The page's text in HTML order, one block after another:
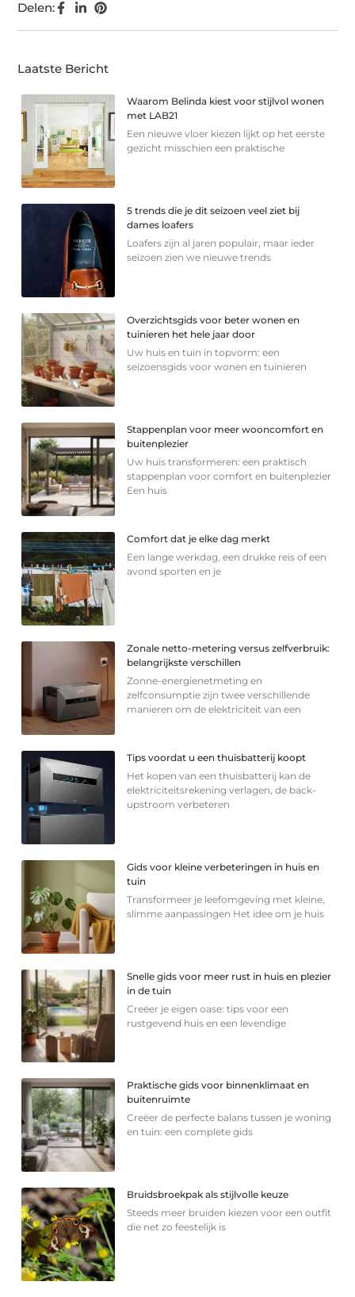
Delen:
Laatste Bericht
Waarom Belinda kiest voor stijlvol wonen
met LAB21
Een nieuwe vloer kiezen lijkt op het eerste
gezicht misschien een praktische
5 trends die je dit seizoen veel ziet bij
dames loafers
Loafers zijn al jaren populair, maar ieder
seizoen zien we nieuwe trends
Overzichtsgids voor beter wonen en
tuinieren het hele jaar door
Uw huis en tuin in topvorm: een
seizoensgids voor wonen en tuinieren
Stappenplan voor meer wooncomfort en
buitenplezier
Uw huis transformeren: een praktisch
stappenplan voor comfort en buitenplezier
Een huis
Comfort dat je elke dag merkt
Een lange werkdag, een drukke reis of een
avond sporten en je
Zonale netto-metering versus zelfverbruik:
belangrijkste verschillen
Zonne-energienetmeting en
zelfconsumptie zijn twee verschillende
manieren om de elektriciteit van een
Tips voordat u een thuisbatterij koopt
Het kopen van een thuisbatterij kan de
elektriciteitsrekening verlagen, de back-
upstroom verbeteren
Gids voor kleine verbeteringen in huis en
tuin
Transformeer je leefomgeving met kleine,
slimme aanpassingen Het idee om je huis
Snelle gids voor meer rust in huis en plezier
in de tuin
Creëer je eigen oase: tips voor een
rustgevend huis en een levendige
Praktische gids voor binnenklimaat en
buitenruimte
Creëer de perfecte balans tussen je woning
en tuin: een complete gids
Bruidsbroekpak als stijlvolle keuze
Steeds meer bruiden kiezen voor een outfit
die net zo feestelijk is